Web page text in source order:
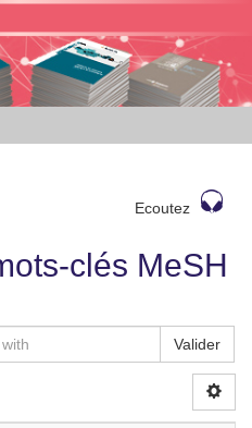
Ecoutez
clés MeSH
Valider